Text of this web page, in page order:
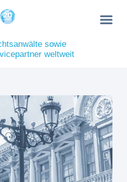
sowie
weltweit